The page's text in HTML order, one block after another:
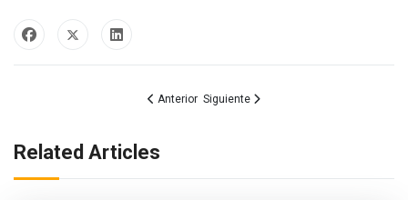
Artículo anterior: SERVICIO DE ATENCIÓN INTEGRAL
Anterior Artículo siguiente: !CONVOCATORIA¡
Siguiente
Related Articles